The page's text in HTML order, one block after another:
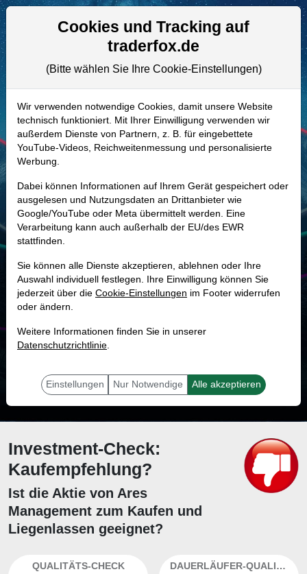
Aktien- und Artikelsuche
A2N87U | ARES–Ares Management
Aktie
Realtime-Aktienkurs:
- - -
-
Marktkapitalisierung 30,84 Mrd. USD
Unternehmenswert
Umsatz 5,60 Mrd. USD
24.2 %
mit dieser Aktie erfolgreich sein.
Investment-Check:
Kaufempfehlung?
Ist die Aktie von Ares
Management zum Kaufen und
Liegenlassen geeignet?
QUALITÄTS-CHECK DAUERLÄUFER-QUALITÄTEN
Cookies und Tracking auf
traderfox.de
(Bitte wählen Sie Ihre Cookie-Einstellungen)
Wir verwenden notwendige Cookies, damit unsere Website
technisch funktioniert. Mit Ihrer Einwilligung verwenden wir
außerdem Dienste von Partnern, z. B. für eingebettete
YouTube-Videos, Reichweitenmessung und personalisierte
Werbung.
Dabei können Informationen auf Ihrem Gerät gespeichert oder
ausgelesen und Nutzungsdaten an Drittanbieter wie
Google/YouTube oder Meta übermittelt werden. Eine
Verarbeitung kann auch außerhalb der EU/des EWR
stattfinden.
Sie können alle Dienste akzeptieren, ablehnen oder Ihre
Auswahl individuell festlegen. Ihre Einwilligung können Sie
jederzeit über die Cookie-Einstellungen im Footer widerrufen
oder ändern.
Weitere Informationen finden Sie in unserer
Datenschutzrichtlinie.
Einstellungen Nur Notwendige Alle akzeptieren